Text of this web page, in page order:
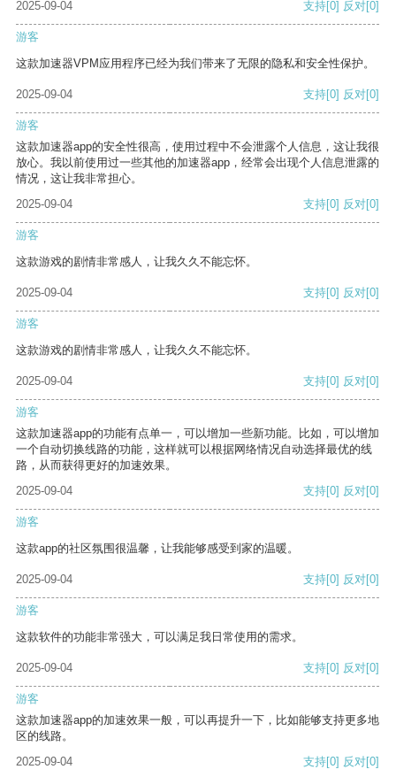
2025-09-04
支持[0] 反对[0]
游客
这款加速器VPM应用程序已经为我们带来了无限的隐私和安全性保护。
2025-09-04 支持[0] 反对[0]
游客
这款加速器app的安全性很高，使用过程中不会泄露个人信息，这让我很
放心。我以前使用过一些其他的加速器app，经常会出现个人信息泄露的
情况，这让我非常担心。
2025-09-04
支持[0] 反对[0]
游客
这款游戏的剧情非常感人，让我久久不能忘怀。
2025-09-04 支持[0] 反对[0]
游客
这款游戏的剧情非常感人，让我久久不能忘怀。
2025-09-04 支持[0] 反对[0]
游客
这款加速器app的功能有点单一，可以增加一些新功能。比如，可以增加
一个自动切换线路的功能，这样就可以根据网络情况自动选择最优的线
路，从而获得更好的加速效果。
2025-09-04
支持[0] 反对[0]
游客
这款app的社区氛围很温馨，让我能够感受到家的温暖。
2025-09-04 支持[0] 反对[0]
游客
这款软件的功能非常强大，可以满足我日常使用的需求。
2025-09-04 支持[0] 反对[0]
游客
这款加速器app的加速效果一般，可以再提升一下，比如能够支持更多地
区的线路。
2025-09-04
支持[0] 反对[0]